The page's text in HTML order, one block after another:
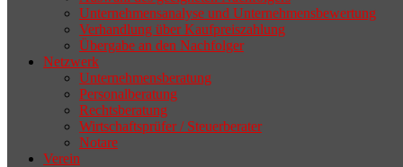
Unternehmensanalyse und Unternehmensbewertung
Verhandlung über Kaufpreiszahlung
Übergabe an den Nachfolger
Netzwerk
Unternehmensberatung
Personalberatung
Rechtsberatung
Wirtschaftsprüfer / Steuerberater
Notare
Verein